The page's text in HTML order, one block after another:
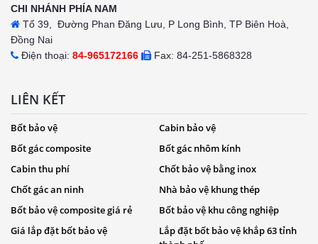
CHI NHÁNH PHÍA NAM
Tổ 39, Đường Phan Đăng Lưu, P Long Bình, TP Biên Hoà,
Đồng Nai
Điện thoại: 84-965172166 Fax: 84-251-5868328
LIÊN KẾT
Bốt bảo vệ
Cabin bảo vệ
Bốt gác composite
Bốt gác nhôm kính
Cabin thu phí
Chốt bảo vệ bằng inox
Chốt gác an ninh
Nhà bảo vệ khung thép
Bốt bảo vệ composite giá rẻ
Bốt bảo vệ khu công nghiệp
Giá lắp đặt bốt bảo vệ
Lắp đặt bốt bảo vệ khắp 63 tỉnh